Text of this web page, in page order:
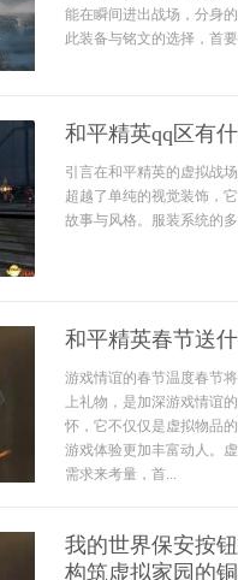
能在瞬间进出战场，分身
此装备与铭文的选择，首
和平精英qq区有
引言在和平精英的虚拟战
超越了单纯的视觉装饰，
故事与风格。服装系统的
和平精英春节送
游戏情谊的春节温度春节
上礼物，是加深游戏情谊
怀，它不仅仅是虚拟物品
游戏体验更加丰富动人。
需求来考量，首...
我的世界保安按
构筑虚拟家园的